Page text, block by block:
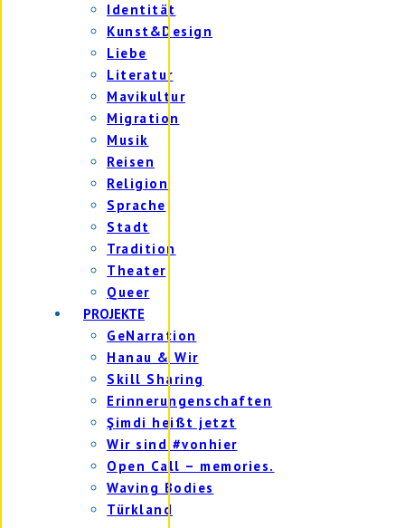
Identität
Kunst&Design
Liebe
Literatur
Mavikultur
Migration
Musik
Reisen
Religion
Sprache
Stadt
Tradition
Theater
Queer
PROJEKTE
GeNarration
Hanau & Wir
Skill Sharing
Erinnerungenschaften
Şimdi heißt jetzt
Wir sind #vonhier
Open Call – memories.
Waving Bodies
Türkland